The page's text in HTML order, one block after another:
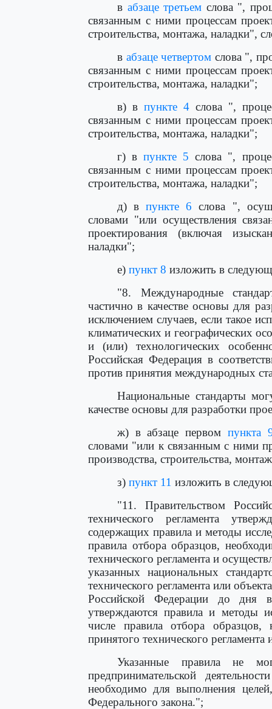
в абзаце третьем слова ",
связанным с ними процессам
строительства, монтажа, наладки",
в абзаце четвертом слова ",
связанным с ними процессам
строительства, монтажа, наладки";
в) в пункте 4 слова ",
связанным с ними процессам
строительства, монтажа, наладки";
г) впункте 5 слова ",
связанным с ними процессам
строительства, монтажа, наладки";
д) впункте 6 слова ",
словами "или осуществления
проектирования (включая
наладки";
е) пункт 8 изложить в
"8. Международные
частично в качестве основы для
исключением случаев, если такое
климатических и географических
и (или) технологических
Российская Федерация в
против принятия международных
Национальные стандарты
качестве основы для разработки
ж) в абзаце первом пункта
словами "или к связанным с ними
производства, строительства,
з) пункт 11 изложить в
"11. Правительством
технического регламента
содержащих правила и методы
правила отбора образцов,
технического регламента и
указанных национальных
технического регламента или
Российской Федерации до дня
утверждаются правила и методы
числе правила отбора
принятого технического
Указанные правила не
предпринимательской
необходимо для выполнения
Федерального закона.";